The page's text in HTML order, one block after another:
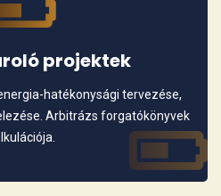
projektek
hatékonysági tervezése,
Arbitrázs forgatókönyvek